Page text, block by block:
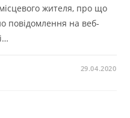
жителя, про що
повідомлення на веб-
29.04.2020